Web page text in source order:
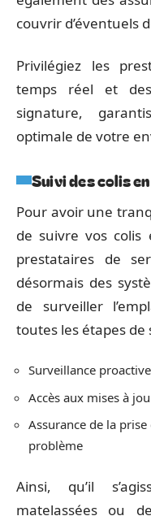
couvrir d’éventuels
Privilégiez les
temps réel et
signature,
optimale de votre
Suivi des colis
Pour avoir une
de suivre vos
prestataires de
désormais des
de surveiller
toutes les étapes de
Surveillance
Accès aux mises à
Assurance de la
problème
Ainsi, qu’il
matelassées ou